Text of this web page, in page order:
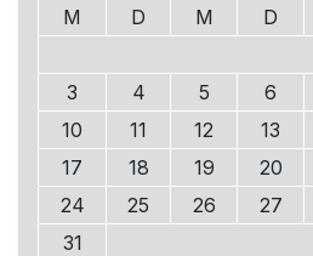
M D M D
3
4 5 6
10
11 12 13
17
18 19 20
24
25 26 27
31